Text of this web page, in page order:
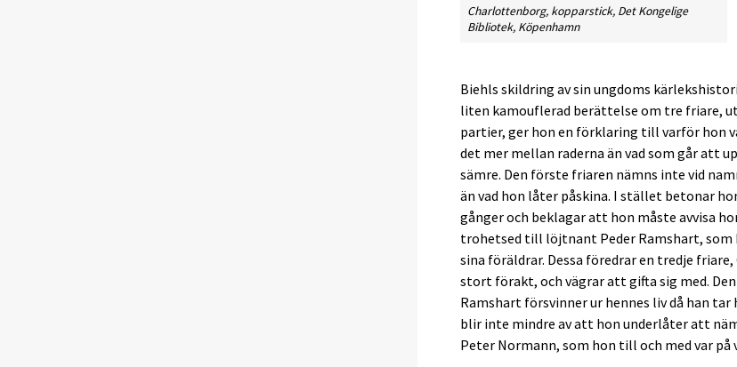
Charlottenborg, kopparstick, Det Kongelige
Bibliotek, Köpenhamn
Biehls skildring av sin ungdoms
liten kamouflerad berättelse om tre friare,
partier, ger hon en förklaring till varför hon
det mer mellan raderna än vad som går att
sämre. Den förste friaren nämns inte vid
än vad hon låter påskina. I stället betonar
gånger och beklagar att hon måste avvisa
trohetsed till löjtnant Peder Ramshart,
sina föräldrar. Dessa föredrar en tredje
stort förakt, och vägrar att gifta sig med.
Ramshart försvinner ur hennes liv då han tar
blir inte mindre av att hon underlåter att
Peter Normann, som hon till och med var på